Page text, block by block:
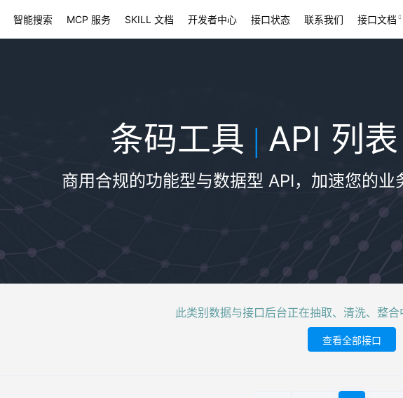
智能搜索 MCP 服务 SKILL 文档 开发者中心 接口状态 联系我们 接口文档
条码工具 | API 列表
商用合规的功能型与数据型 API，加速您的业
此类别数据与接口后台正在抽取、清洗、整
查看全部接口